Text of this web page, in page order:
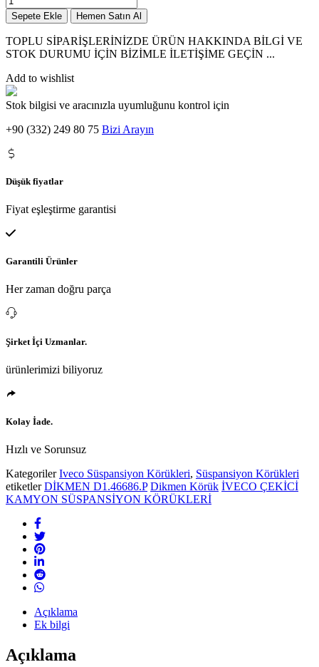
Sepete Ekle Hemen Satın Al
TOPLU SİPARİŞLERİNİZDE ÜRÜN HAKKINDA BİLGİ VE
STOK DURUMU İÇİN BİZİMLE İLETİŞİME GEÇİN ...
Add to wishlist
Stok bilgisi ve aracınızla uyumluğunu kontrol için
+90 (332) 249 80 75 Bizi Arayın
Düşük fiyatlar
Fiyat eşleştirme garantisi
Garantili Ürünler
Her zaman doğru parça
Şirket İçi Uzmanlar.
ürünlerimizi biliyoruz
Kolay İade.
Hızlı ve Sorunsuz
KategorilerIveco Süspansiyon Körükleri, Süspansiyon Körükleri
etiketlerDİKMEN D1.46686.P Dikmen Körük İVECO ÇEKİCİ
KAMYON SÜSPANSİYON KÖRÜKLERİ
Açıklama
Ek bilgi
Açıklama